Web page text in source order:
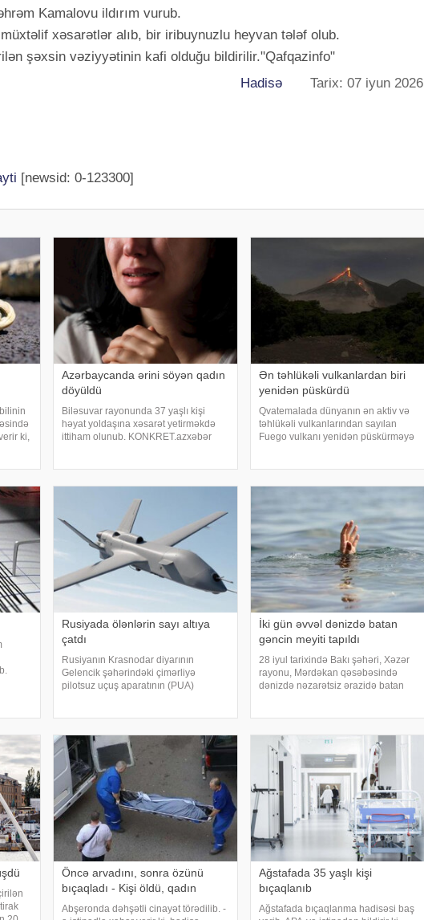
Kamalovu ildırım vurub.
xəsarətlər alıb, bir iribuynuzlu heyvan tələf olub.
şəxsin vəziyyətinin kafi olduğu bildirilir."Qafqazinfo"
Hadisə Tarix: 07 iyun 2026
[newsid: 0-123300]
ki,
Azərbaycanda ərini söyən qadın
döyüldü
Biləsuvar rayonunda 37 yaşlı kişi
həyat yoldaşına xəsarət yetirməkdə
ittiham olunub. KONKRET.azxəbər
radələrind
Ən təhlükəli vulkanlardan biri
yenidən püskürdü
Qvatemalada dünyanın ən aktiv və
təhlükəli vulkanlarından sayılan
Fuego vulkanı yenidən püskürməyə
yaxınlığında yaşayan sakinləri
Rusiyada ölənlərin sayı altıya
çatdı
Rusiyanın Krasnodar diyarının
Gelencik şəhərindəki çimərliyə
pilotsuz uçuş aparatının (PUA)
regionun hakimiyyə
İki gün əvvəl dənizdə batan
gəncin meyiti tapıldı
28 iyul tarixində Bakı şəhəri, Xəzər
rayonu, Mərdəkan qəsəbəsində
dənizdə nəzarətsiz ərazidə batan
Xilasetmə Xidmətinin dalğıclar
Öncə arvadını, sonra özünü
bıçaqladı - Kişi öldü, qadın
Abşeronda dəhşətli cinayət törədilib. -
Ağstafada 35 yaşlı kişi
bıçaqlanıb
Ağstafada bıçaqlanma hadisəsi baş